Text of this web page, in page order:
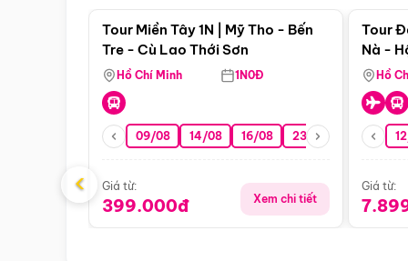
Tour Miền Tây 1N | Mỹ Tho - Bến
Tre - Cù Lao Thới Sơn
Hồ Chí Minh 1N0Đ
09/08 14/08 16/08 23/08 30/08
Giá từ:
399.000đ Xem chi tiết
Tour
Nà -
Nha
Hồ
Giá từ:
‹